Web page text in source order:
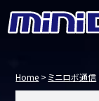
Home ミニロボ通信